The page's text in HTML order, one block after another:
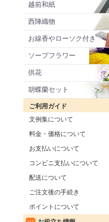
越前和紙
西陣織物
お線香やローソク付き
ソープフラワー
供花
胡蝶蘭セット
ご利用ガイド
文例集について
料金・価格について
お支払いについて
コンビニ支払いについて
配送について
ご注文後の手続き
ポイントについて